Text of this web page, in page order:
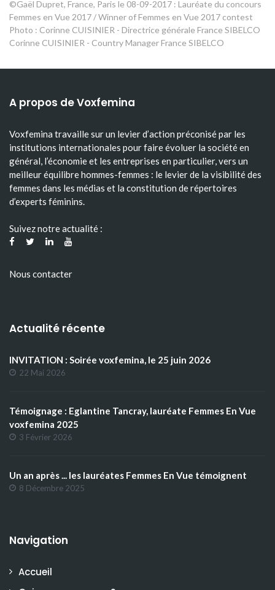
©Gaël Dupret, France, Paris le 08-09-2017 : Lauréate du concours
Femmes en Vue 2017 / Winner of Femmes en Vue 2017 contest
Photo : Corinne CUISINIER - Directrice générale France SIBELCO
Corinne CUISINIER - Country Manager France SIBELCO
A propos de Voxfemina
Voxfemina travaille sur un levier d’action préconisé par les
institutions internationales pour faire évoluer la société en
général, l’économie et les entreprises en particulier, vers un
meilleur équilibre hommes-femmes : le levier de la visibilité des
femmes dans les médias et la constitution de répertoires
d’experts féminins.
Suivez notre actualité :
Nous contacter
Actualité récente
INVITATION : Soirée voxfemina, le 25 juin 2026
22 Mai 2026
Témoignage : Eglantine Tancray, lauréate Femmes En Vue
voxfemina 2025
3 Février 2026
Un an après ... les lauréates Femmes En Vue témoignent
8 Décembre 2025
Navigation
Accueil